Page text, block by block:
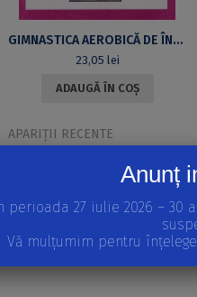
GIMNASTICA AEROBICĂ DE ÎNTREȚINERE. ÎNDRUMAR METODIC PENTRU ORELE DE EDUCAȚIE FIZICĂ DIN ÎNVĂȚĂMÂNTUL SUPERIOR. VOL. II
23,05 lei
ADAUGĂ ÎN COȘ
APARIȚII RECENTE
SPORT AND HEALTH” Journal of
Anunț
perioada 27 iulie 2026 – 30
Vă mulțumim pentru